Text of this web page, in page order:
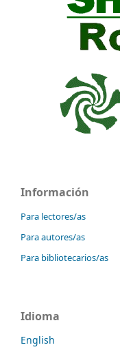
Información
Para lectores/as
Para autores/as
Para bibliotecarios/as
Idioma
English